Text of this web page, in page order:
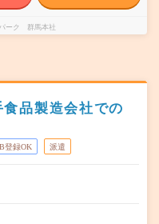
ーク 群馬本社
品製造会社での
登録OK 派遣